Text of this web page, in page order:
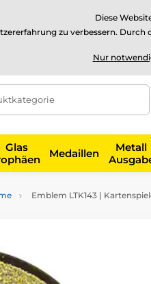
⭐Siehe 504 verifizierte
Glas
Medaillen
Metall
Emblem LTK143 |
Diese
zu verbessern.
Nur